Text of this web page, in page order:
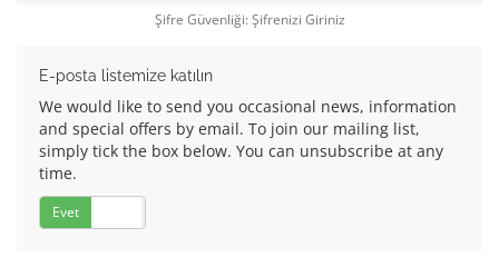
Şifre Güvenliği: Şifrenizi Giriniz
E-posta listemize katılın
We would like to send you occasional news, information
and special offers by email. To join our mailing list,
simply tick the box below. You can unsubscribe at any
time.
Evet